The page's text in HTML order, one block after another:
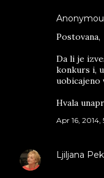
Postovana,
Da li je
konkurs i,
uobicajeno
Hvala
Apr 16, 2014,
Ljiljana